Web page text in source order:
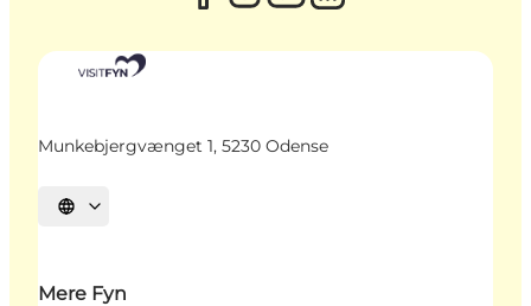
Munkebjergvænget 1, 5230 Odense
Vælg sprog
Mere Fyn